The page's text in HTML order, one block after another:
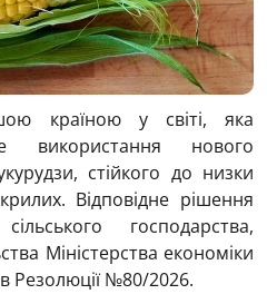
країною у світі, яка
використання нового
стійкого до низки
Відповідне рішення
господарства,
Міністерства економіки
Резолюції №80/2026.